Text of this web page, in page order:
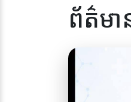
ព័ត៌មា